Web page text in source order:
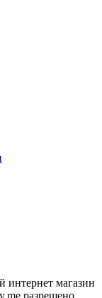
магазин
разрешено